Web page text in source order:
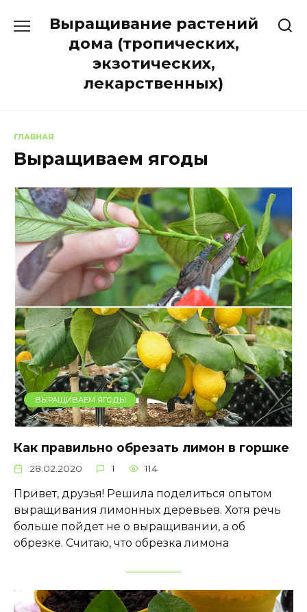
содержанию
Выращивание растений
дома (тропических,
экзотических,
лекарственных)
ГЛАВНАЯ
Выращиваем ягоды
ВЫРАЩИВАЕМ ЯГОДЫ
Как правильно обрезать лимон в горшке
28.02.2020 1 114
Привет, друзья! Решила поделиться опытом
выращивания лимонных деревьев. Хотя речь
больше пойдет не о выращивании, а об
обрезке. Считаю, что обрезка лимона